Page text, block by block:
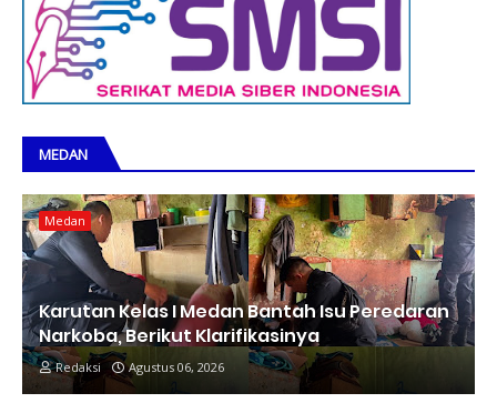
MEDAN
Medan
Karutan Kelas I Medan Bantah Isu Peredaran
Narkoba, Berikut Klarifikasinya
Redaksi Agustus 06, 2026